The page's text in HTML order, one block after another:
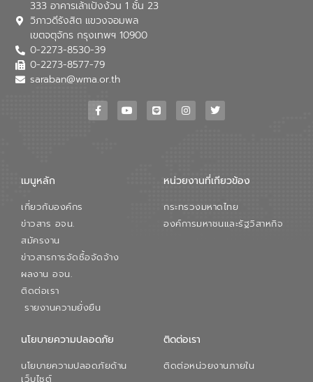
333 อาคารเล้าเป้งง้วน 1 ชั้น 23
วิภาวดีรังสิต แขวงจอมพล
เขตจตุจักร กรุงเทพฯ 10900
0-2273-8530-39
0-2273-8577-79
saraban@wma.or.th
เมนูหลัก
เกี่ยวกับองค์กร
ข่าวสาร อจน.
สมัครงาน
ข่าวสารการจัดซื้อจัดจ้าง
ผลงาน อจน.
ติดต่อเรา
รายงานความยั่งยืน
หน่วยงานที่เกียวข้อง
กระทรวงมหาดไทย
องค์การมหาชนและรัฐวิสาหกิจ
นโยบายความปลอดภัย
นโยบายความปลอดภัยด้าน
เว็บไซต์
ติดต่อเรา
ติดต่อหน่วยงานภายใน